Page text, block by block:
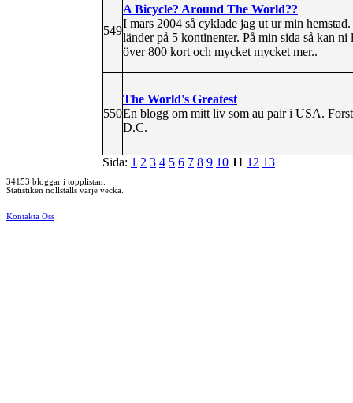
549
A Bicycle? Around The World??
I mars 2004 så cyklade jag ut ur min
länder på 5 kontinenter. På min sida så kan
över 800 kort och mycket mycket mer..
550
The World's Greatest
En blogg om mitt liv som au pair i USA.
D.C.
Sida: 1 2 3 4 5 6 7 8 9 10 11 12 13
34153 bloggar i topplistan.
Statistiken nollställs varje vecka.
Kontakta Oss